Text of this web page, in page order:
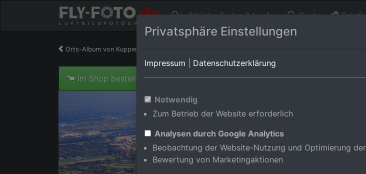
Luftbilder finden & kaufen Suche
Orts-Album von Kuppenheim/Oberndorf
Im Shop bestellen
Privatsphäre Einstellungen
Impressum Datenschutzerklärung
Notwendig
Zum Betrieb der Website erforderlich
Analysen durch Google Analytics
Beobachtung der Website-Nutzung und Optimierung
Bewertung von Marketingaktionen